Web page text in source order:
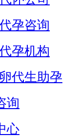
孕咨询
孕机构
代生助孕
询
心